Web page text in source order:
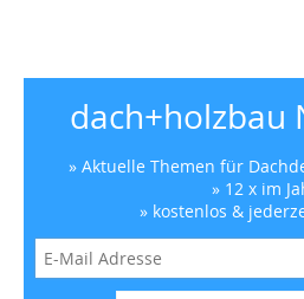
dach+holzbau
» Aktuelle Themen für
» 12 x im
» kostenlos &